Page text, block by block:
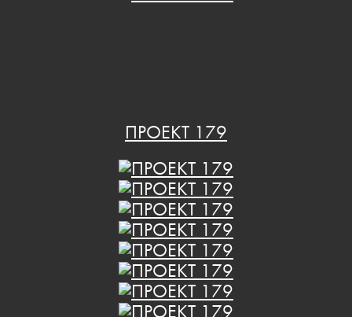
ПРОЕКТ 179